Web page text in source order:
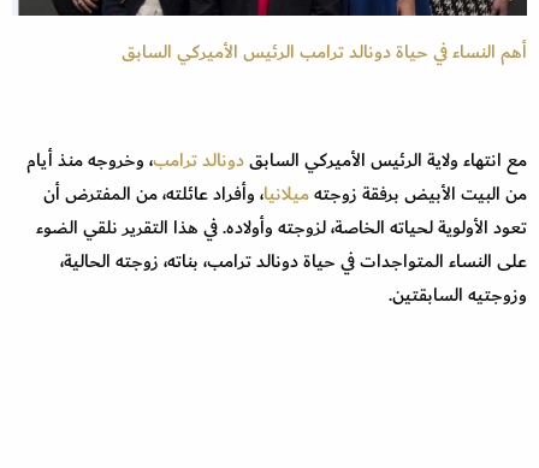
أهم النساء في حياة دونالد ترامب الرئيس الأميركي السابق
مع انتهاء ولاية الرئيس الأميركي السابقدونالد ترامب، وخروجه منذ أيام
من البيت الأبيض برفقة زوجتهميلانيا، وأفراد عائلته، من المفترض أن
تعود الأولوية لحياته الخاصة، لزوجته وأولاده. في هذا التقرير نلقي الضوء
على النساء المتواجدات في حياة دونالد ترامب، بناته، زوجته الحالية،
وزوجتيه السابقتين.